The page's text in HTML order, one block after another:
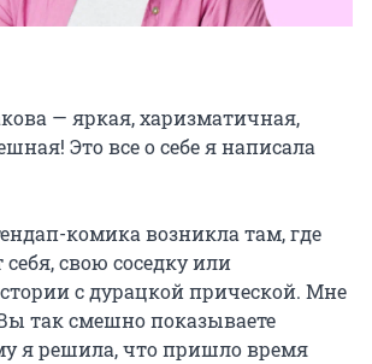
— яркая, харизматичная,
Это все о себе я написала
комика возникла там, где
свою соседку или
с дурацкой прической. Мне
так смешно показываете
я решила, что пришло время